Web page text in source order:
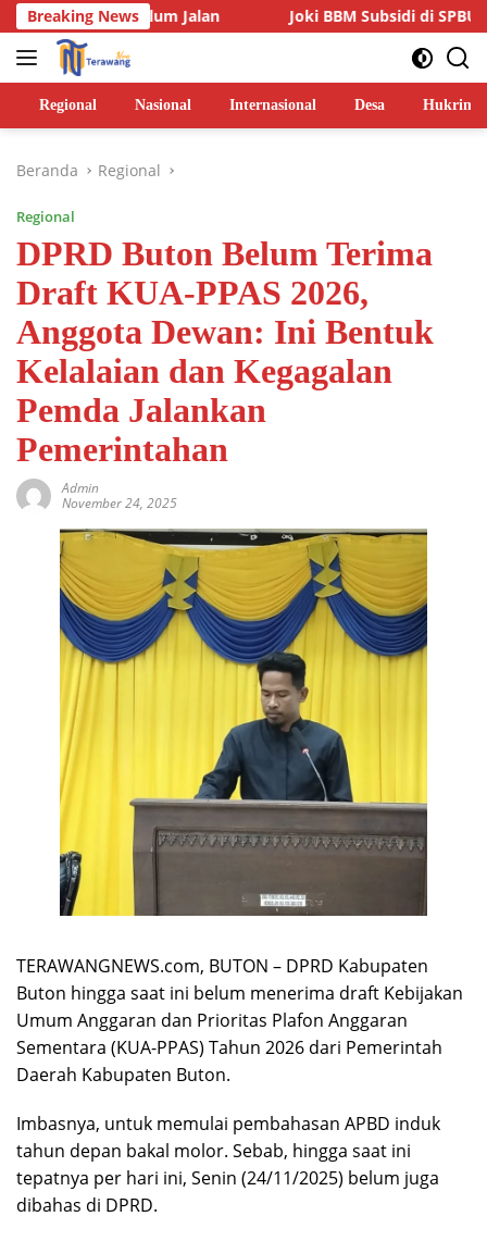
Langsung
ke
konten
Breaking News
Belum Jalan Joki BBM Subsidi di SPBU Pasarwajo
Regional Nasional Internasional Desa Hukrim
Beranda Regional
Regional
DPRD Buton Belum Terima
Draft KUA-PPAS 2026,
Anggota Dewan: Ini Bentuk
Kelalaian dan Kegagalan
Pemda Jalankan
Pemerintahan
Admin
November 24, 2025
TERAWANGNEWS.com, BUTON – DPRD Kabupaten
Buton hingga saat ini belum menerima draft Kebijakan
Umum Anggaran dan Prioritas Plafon Anggaran
Sementara (KUA-PPAS) Tahun 2026 dari Pemerintah
Daerah Kabupaten Buton.
Imbasnya, untuk memulai pembahasan APBD induk
tahun depan bakal molor. Sebab, hingga saat ini
tepatnya per hari ini, Senin (24/11/2025) belum juga
dibahas di DPRD.